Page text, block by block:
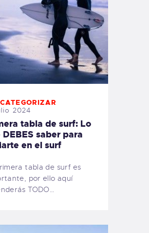
2024
tabla de surf: Lo
DEBES saber para
en el surf
tabla de surf es
por ello aquí
TODO…